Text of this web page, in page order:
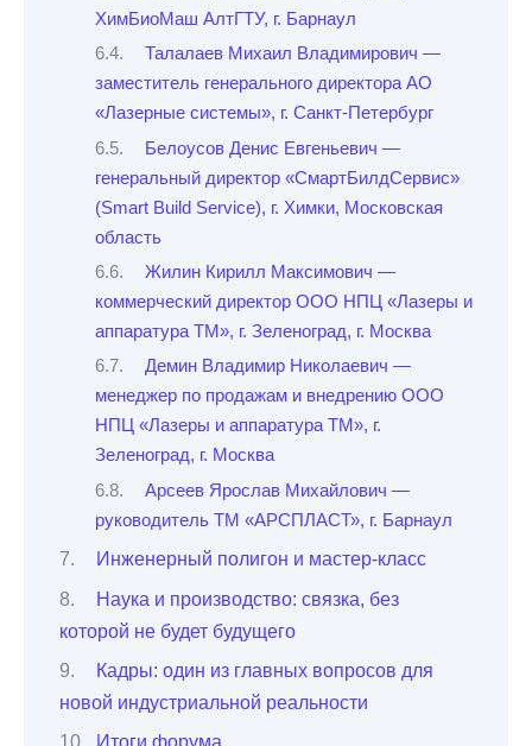
ХимБиоМаш АлтГТУ, г. Барнаул
Талалаев Михаил Владимирович —
заместитель генерального директора АО
«Лазерные системы», г. Санкт-Петербург
Белоусов Денис Евгеньевич —
генеральный директор «СмартБилдСервис»
(Smart Build Service), г. Химки, Московская
область
Жилин Кирилл Максимович —
коммерческий директор ООО НПЦ «Лазеры и
аппаратура ТМ», г. Зеленоград, г. Москва
Демин Владимир Николаевич —
менеджер по продажам и внедрению ООО
НПЦ «Лазеры и аппаратура ТМ», г.
Зеленоград, г. Москва
Арсеев Ярослав Михайлович —
руководитель ТМ «АРСПЛАСТ», г. Барнаул
Инженерный полигон и мастер-класс
Наука и производство: связка, без
которой не будет будущего
Кадры: один из главных вопросов для
новой индустриальной реальности